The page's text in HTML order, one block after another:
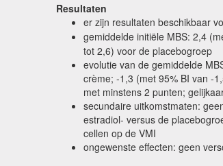
Resultaten
er zijn resultaten beschikbaar
gemiddelde initiële MBS: 2,4
tot 2,6) voor de placebogroep
evolutie van de gemiddelde
crème; -1,3 (met 95% BI van -
met minstens 2 punten;
secundaire uitkomstmaten:
estradiol- versus de
cellen op de VMI
ongewenste effecten: geen